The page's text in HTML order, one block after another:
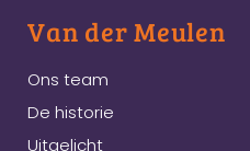
Van der Meulen
Ons team
De historie
Uitgelicht